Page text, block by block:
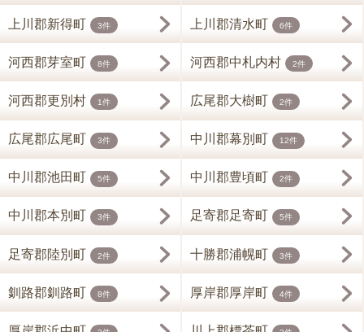
上川郡新得町 3件 上川郡清水町 6件
河西郡芽室町 8件 河西郡中札内村 2件
河西郡更別村 1件 広尾郡大樹町 2件
広尾郡広尾町 3件 中川郡幕別町 12件
中川郡池田町 5件 中川郡豊頃町 2件
中川郡本別町 3件 足寄郡足寄町 5件
足寄郡陸別町 2件 十勝郡浦幌町 3件
釧路郡釧路町 8件 厚岸郡厚岸町 4件